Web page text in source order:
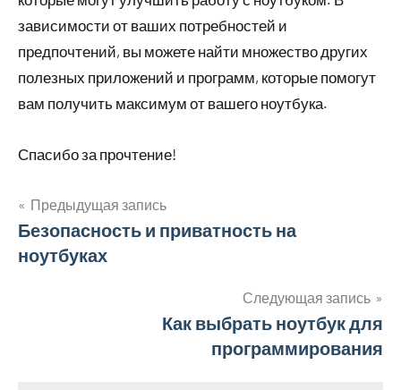
зависимости от ваших потребностей и
предпочтений, вы можете найти множество других
полезных приложений и программ, которые помогут
вам получить максимум от вашего ноутбука.
Спасибо за прочтение!
Навигация
по
Предыдущая запись
Безопасность и приватность на
ноутбуках
Следующая запись
Как выбрать ноутбук для
программирования